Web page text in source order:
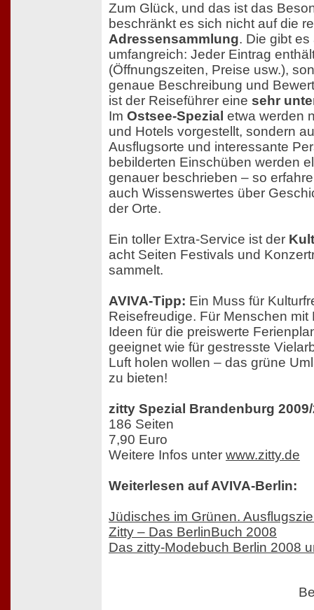
Zum Glück, und das ist das
beschränkt es sich nicht auf die
Adressensammlung. Die gibt
umfangreich: Jeder Eintrag
(Öffnungszeiten, Preise usw.),
genaue Beschreibung und
ist der Reiseführer eine sehr
Im Ostsee-Spezial etwa werden
und Hotels vorgestellt, sondern
Ausflugsorte und interessante
bebilderten Einschüben werden
genauer beschrieben – so
auch Wissenswertes über
der Orte.
Ein toller Extra-Service ist der
acht Seiten Festivals und
sammelt.
AVIVA-Tipp: Ein Muss für
Reisefreudige. Für Menschen mit
Ideen für die preiswerte
geeignet wie für gestresste
Luft holen wollen – das grüne
zu bieten!
zitty Spezial Brandenburg
186 Seiten
7,90 Euro
Weitere Infos unter www.zitty.de
Weiterlesen auf AVIVA-Berlin:
Jüdisches im Grünen.
Zitty – Das BerlinBuch 2008
Das zitty-Modebuch Berlin 2008